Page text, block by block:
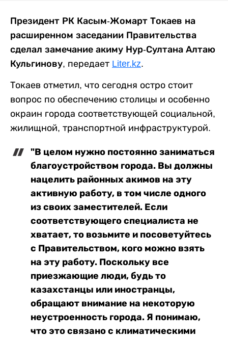
Президент РК Касым-Жомарт Токаев на
расширенном заседании Правительства
сделал замечание акиму Нур-Султана Алтаю
Кульгинову, передает Liter.kz.
Токаев отметил, что сегодня остро стоит
вопрос по обеспечению столицы и особенно
окраин города соответствующей социальной,
жилищной, транспортной инфраструктурой.
"В целом нужно постоянно заниматься
благоустройством города. Вы должны
нацелить районных акимов на эту
активную работу, в том числе одного
из своих заместителей. Если
соответствующего специалиста не
хватает, то возьмите и посоветуйтесь
с Правительством, кого можно взять
на эту работу. Поскольку все
приезжающие люди, будь то
казахстанцы или иностранцы,
обращают внимание на некоторую
неустроенность города. Я понимаю,
что это связано с климатическими